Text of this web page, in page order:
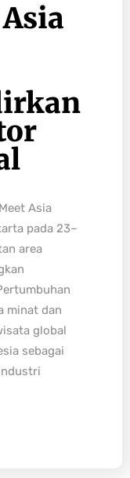
Asia
pada 23–
area
minat dan
global
sebagai